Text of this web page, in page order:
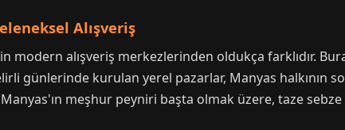
Alışveriş
modern alışveriş merkezlerinden oldukça farklıdır.
günlerinde kurulan yerel pazarlar, Manyas halkının
meşhur peyniri başta olmak üzere, taze sebze